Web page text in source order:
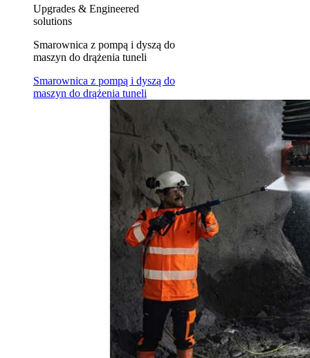
Upgrades & Engineered
solutions
Smarownica z pompą i dyszą do
maszyn do drążenia tuneli
Smarownica z pompą i dyszą do
maszyn do drążenia tuneli